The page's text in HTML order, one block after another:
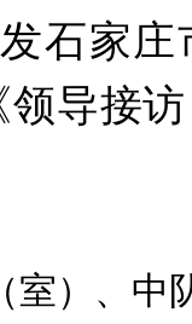
石家庄
领导接
室）、中